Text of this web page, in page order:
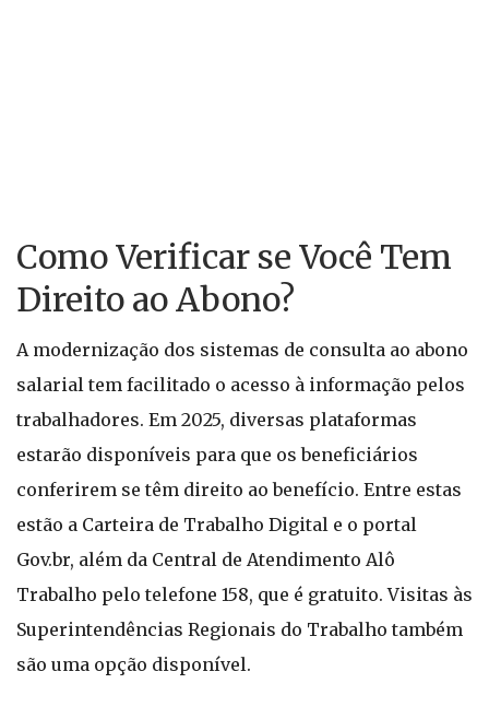
Como Verificar se Você Tem
Direito ao Abono?
A modernização dos sistemas de consulta ao abono
salarial tem facilitado o acesso à informação pelos
trabalhadores. Em 2025, diversas plataformas
estarão disponíveis para que os beneficiários
conferirem se têm direito ao benefício. Entre estas
estão a Carteira de Trabalho Digital e o portal
Gov.br, além da Central de Atendimento Alô
Trabalho pelo telefone 158, que é gratuito. Visitas às
Superintendências Regionais do Trabalho também
são uma opção disponível.